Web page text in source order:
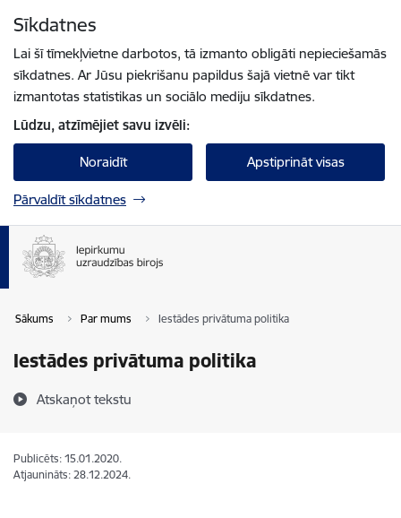
Sīkdatnes
Lai šī tīmekļvietne darbotos, tā izmanto obligāti nepieciešamās
sīkdatnes. Ar Jūsu piekrišanu papildus šajā vietnē var tikt
izmantotas statistikas un sociālo mediju sīkdatnes.
Lūdzu, atzīmējiet savu izvēli:
Noraidīt Apstiprināt visas
Pārvaldīt sīkdatnes
Sākums Par mums Iestādes privātuma politika
Iestādes privātuma politika
Atskaņot tekstu
Publicēts: 15.01.2020.
Atjaunināts: 28.12.2024.